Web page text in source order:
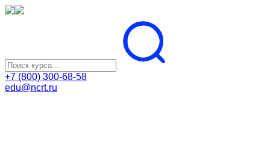
+7 (800) 300-68-58
edu@ncrt.ru